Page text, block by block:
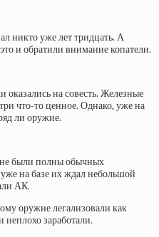
никто уже лет тридцать. А
и обратили внимание копатели.
на совесть. Железные
что-то ценное. Однако, уже на
ли оружие.
были полны обычных
на базе их ждал небольшой
АК.
оружие легализовали как
заработали.